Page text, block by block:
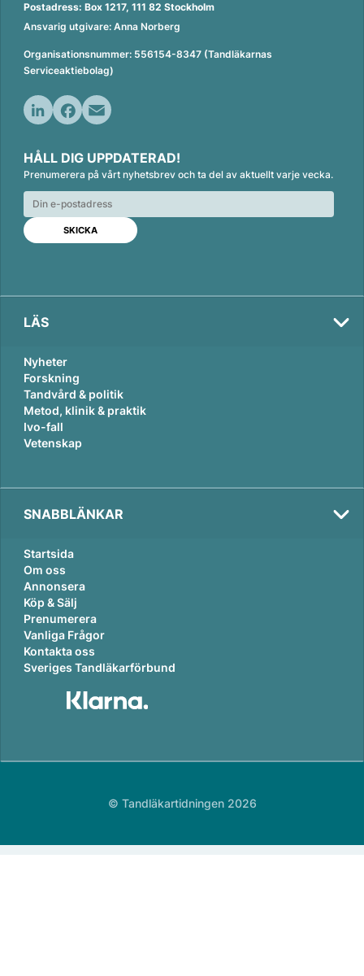
Postadress: Box 1217, 111 82 Stockholm
Ansvarig utgivare: Anna Norberg
Organisationsnummer: 556154-8347 (Tandläkarnas
Serviceaktiebolag)
n
k
e
d
n
c
e
b
o
o
k
a
i
l
HÅLL DIG UPPDATERAD!
Prenumerera på vårt nyhetsbrev och ta del av aktuellt varje vecka.
LÄS
Nyheter
Forskning
Tandvård & politik
Metod, klinik & praktik
Ivo-fall
Vetenskap
SNABBLÄNKAR
Startsida
Om oss
Annonsera
Köp & Sälj
Prenumerera
Vanliga Frågor
Kontakta oss
Sveriges Tandläkarförbund
© Tandläkartidningen 2026